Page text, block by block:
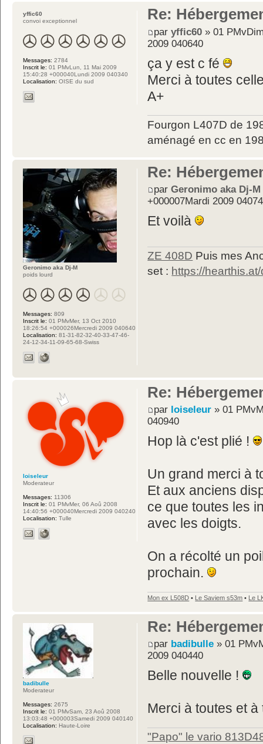
Re:
paryffic60 » 01
2009 040640
ça y est c fé
Merci à toutes
A+
Fourgon L407D de
aménagé en cc en
yffic60
convoi exceptionnel
Messages: 2784
Inscrit le: 01 PMvLun, 11 Mai 2009
15:40:28 +000040Lundi 2009 040340
Localisation: OISE du sud
Re:
parGeronimo aka Dj-M
+000007Mardi 2009
Et voilà
ZE 408D Puis mes
set : https://
Geronimo aka Dj-M
poids lourd
Messages: 809
Inscrit le: 01 PMvMer, 13 Oct 2010
18:26:54 +000026Mercredi 2009 040640
Localisation: 81-31-82-32-40-33-47-46-
24-12-34-11-09-65-68-Swiss
Re:
par loiseleur » 01
040940
Hop là c'est plié !
Un grand merci à
Et aux anciens
ce que toutes les
avec les doigts.
On a récolté un
prochain.
Mon ex L508D • Le Saviem s53m • Le
loiseleur
Moderateur
Messages: 11306
Inscrit le: 01 PMvMer, 06 Aoû 2008
14:40:56 +000040Mercredi 2009 040240
Localisation: Tulle
Re:
par badibulle » 01
2009 040440
Belle nouvelle !
Merci à toutes et à
"Papo" le vario
badibulle
Moderateur
Messages: 2675
Inscrit le: 01 PMvSam, 23 Aoû 2008
13:03:48 +000003Samedi 2009 040140
Localisation: Haute-Loire